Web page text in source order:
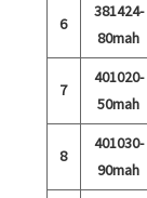
6
381424-
80mah
7
401020-
50mah
8
401030-
90mah